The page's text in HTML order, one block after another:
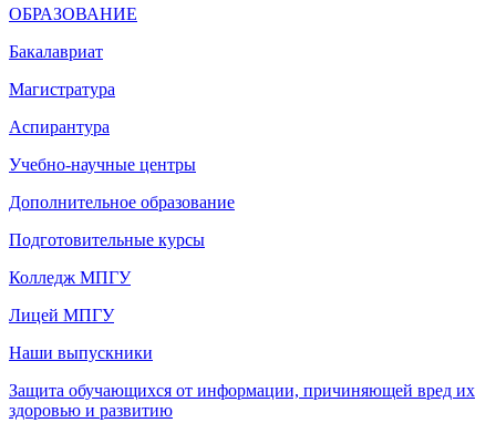
ОБРАЗОВАНИЕ
Бакалавриат
Магистратура
Аспирантура
Учебно-научные центры
Дополнительное образование
Подготовительные курсы
Колледж МПГУ
Лицей МПГУ
Наши выпускники
Защита обучающихся от информации, причиняющей вред их
здоровью и развитию